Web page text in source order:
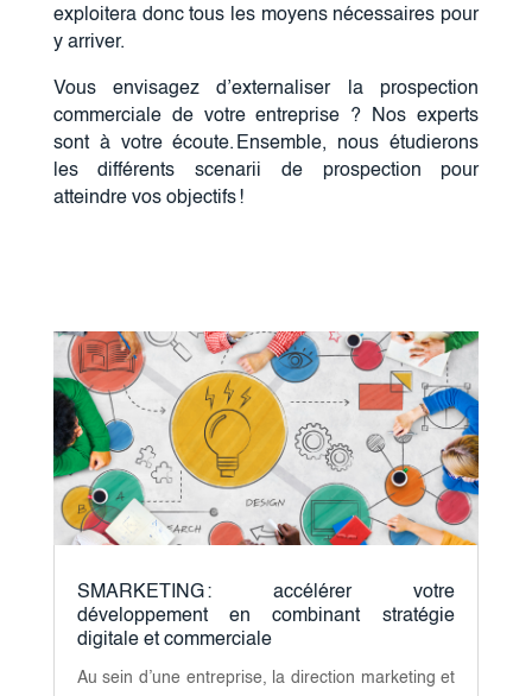
exploitera donc tous les moyens nécessaires pour
y arriver.
Vous envisagez d’externaliser la prospection
commerciale de votre entreprise ? Nos experts
sont à votre écoute. Ensemble, nous étudierons
les différents scenarii de prospection pour
atteindre vos objectifs !
SMARKETING : accélérer votre
développement en combinant stratégie
digitale et commerciale
Au sein d’une entreprise, la direction marketing et